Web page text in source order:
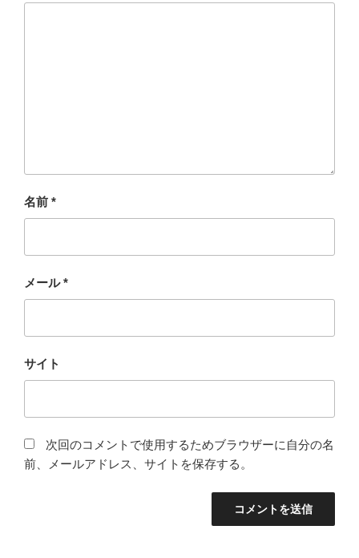
名前 *
メール*
サイト
次回のコメントで使用するためブラウザーに自分の名
前、メールアドレス、サイトを保存する。